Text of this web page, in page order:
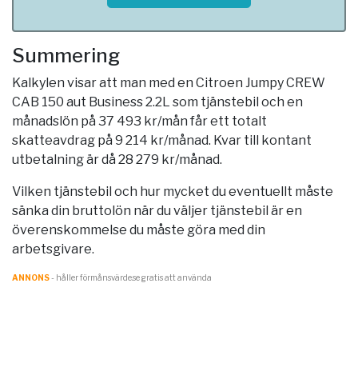
Summering
Kalkylen visar att man med en Citroen Jumpy CREW
CAB 150 aut Business 2.2L som tjänstebil och en
månadslön på 37 493 kr/mån får ett totalt
skatteavdrag på 9 214 kr/månad. Kvar till kontant
utbetalning är då 28 279 kr/månad.
Vilken tjänstebil och hur mycket du eventuellt måste
sänka din bruttolön när du väljer tjänstebil är en
överenskommelse du måste göra med din
arbetsgivare.
ANNONS- håller förmånsvärde.se gratis att använda